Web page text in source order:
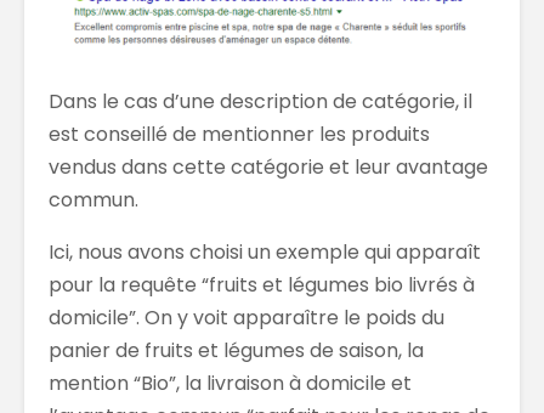
Dans le cas d’une description de catégorie, il
est conseillé de mentionner les produits
vendus dans cette catégorie et leur avantage
commun.
Ici, nous avons choisi un exemple qui apparaît
pour la requête “fruits et légumes bio livrés à
domicile”. On y voit apparaître le poids du
panier de fruits et légumes de saison, la
mention “Bio”, la livraison à domicile et